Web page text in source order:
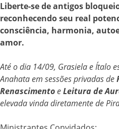
Liberte-se de antigos
reconhecendo seu real
consciência, harmonia,
amor.
Até o dia 14/09, Grasiela e Ítalo
Anahataem sessões privadas de
RenascimentoeLeitura de
elevada vinda diretamente de